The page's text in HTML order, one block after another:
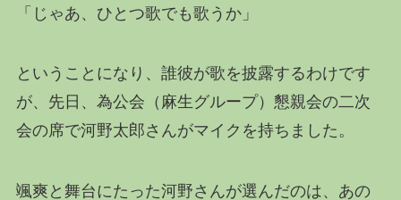
「じゃあ、ひとつ歌でも歌うか」
ということになり、誰彼が歌を披露するわけです
が、先日、為公会（麻生グループ）懇親会の二次
会の席で河野太郎さんがマイクを持ちました。
颯爽と舞台にたった河野さんが選んだのは、あの